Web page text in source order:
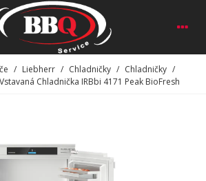
/ Liebherr / Chladničky / Chladničky /
Vstavaná Chladnička IRBbi 4171 Peak BioFresh